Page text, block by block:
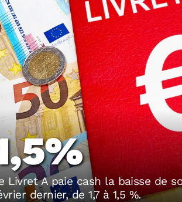
Livret A paie cash la baisse de
dernier, de 1,7 à 1,5 %.